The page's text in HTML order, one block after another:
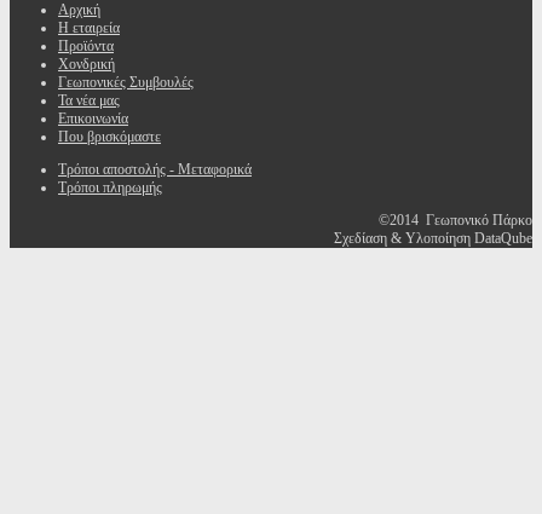
Αρχική
Η εταιρεία
Προϊόντα
Χονδρική
Γεωπονικές Συμβουλές
Τα νέα μας
Επικοινωνία
Που βρισκόμαστε
Τρόποι αποστολής - Μεταφορικά
Τρόποι πληρωμής
©2014 Γεωπονικό Πάρκο
Σχεδίαση & Υλοποίηση DataQube